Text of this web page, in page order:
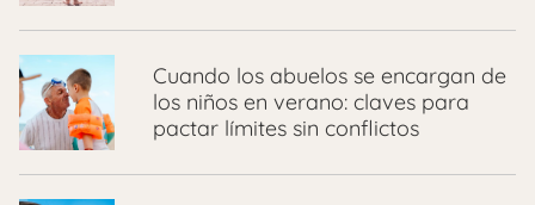
Cuando los abuelos se encargan de
los niños en verano: claves para
pactar límites sin conflictos